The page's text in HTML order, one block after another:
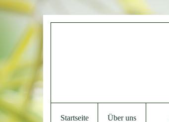
Startseite Über uns